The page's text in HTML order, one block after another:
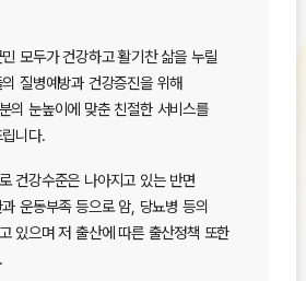
모두가 건강하고 활기찬 삶을 누릴
질병예방과 건강증진을 위해
의 눈높이에 맞춘 친절한 서비스를
니다.
건강수준은 나아지고 있는 반면
운동부족 등으로 암, 당뇨병 등의
있으며 저 출산에 따른 출산정책 또한